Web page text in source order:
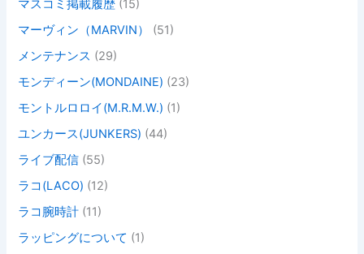
マスコミ掲載履歴 (15)
マーヴィン（MARVIN）
(51)
メンテナンス (29)
モンディーン(MONDAINE) (23)
モントルロロイ(M.R.M.W.) (1)
ユンカース(JUNKERS) (44)
ライブ配信 (55)
ラコ(LACO) (12)
ラコ腕時計 (11)
ラッピングについて (1)